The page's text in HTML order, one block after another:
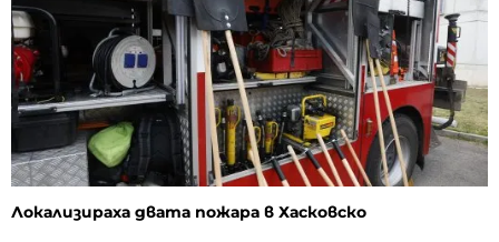
Локализираха двата пожара в Хасковско